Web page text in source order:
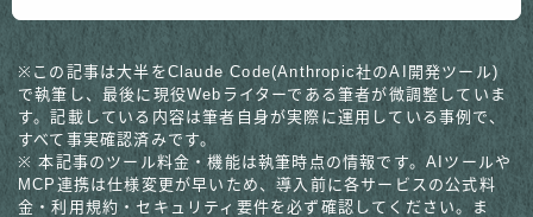
※この記事は大半をClaude Code(Anthropic社のAI開発ツール)
で執筆し、最後に現役Webライターである筆者が微調整していま
す。記載している内容は筆者自身が実際に運用している事例で、
すべて事実確認済みです。
※ 本記事のツール料金・機能は執筆時点の情報です。AIツールや
MCP連携は仕様変更が早いため、導入前に各サービスの公式料
金・利用規約・セキュリティ要件を必ず確認してください。ま